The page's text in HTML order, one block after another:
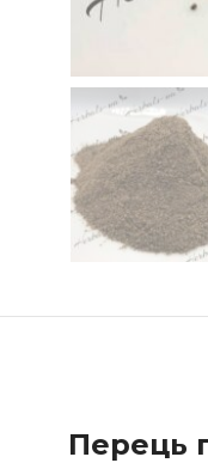
Перець